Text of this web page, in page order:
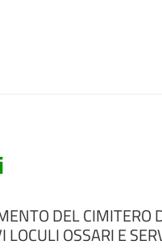
DEL CIMITERO
OSSARI E